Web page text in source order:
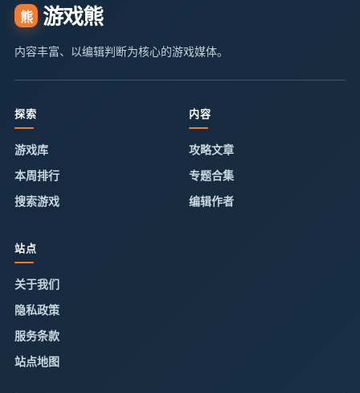
熊 游戏熊
内容丰富、以编辑判断为核心的游戏媒体。
探索
游戏库
本周排行
搜索游戏
内容
攻略文章
专题合集
编辑作者
站点
关于我们
隐私政策
服务条款
站点地图